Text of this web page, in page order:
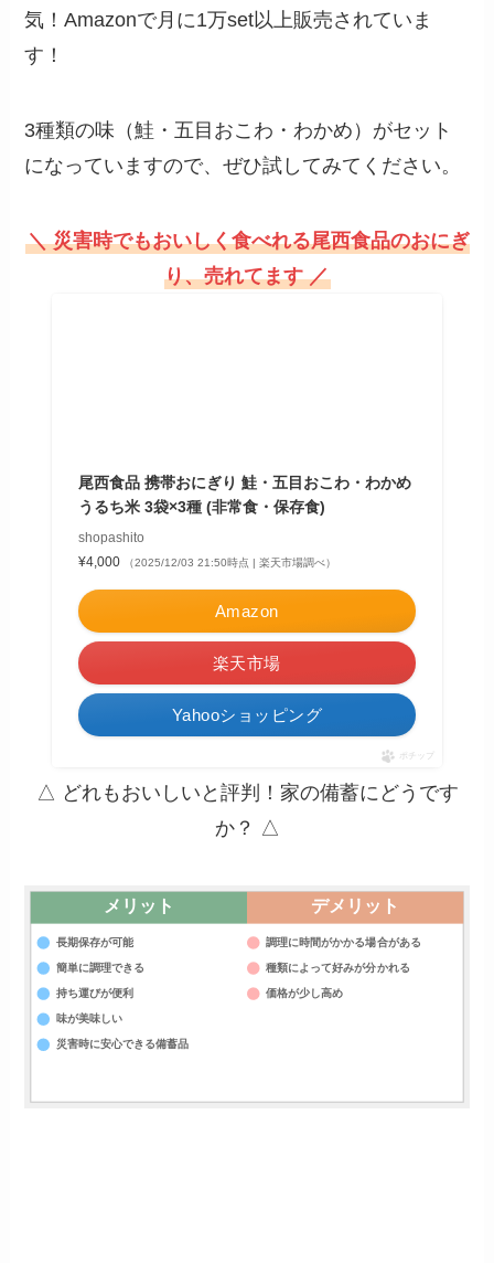
気！Amazonで月に1万set以上販売されていま
す！
3種類の味（鮭・五目おこわ・わかめ）がセット
になっていますので、ぜひ試してみてください。
＼ 災害時でもおいしく食べれる尾西食品のおにぎ
り、売れてます ／
尾西食品 携帯おにぎり 鮭・五目おこわ・わかめ
うるち米 3袋×3種 (非常食・保存食)
shopashito
¥4,000
（2025/12/03 21:50時点 | 楽天市場調べ）
Amazon
楽天市場
Yahooショッピング
ポチップ
△ どれもおいしいと評判！家の備蓄にどうです
か？ △
メリット デメリット
長期保存が可能
簡単に調理できる
持ち運びが便利
味が美味しい
災害時に安心できる備蓄品
調理に時間がかかる場合がある
種類によって好みが分かれる
価格が少し高め